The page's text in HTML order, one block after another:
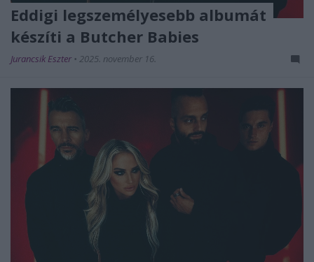
Eddigi legszemélyesebb albumát
készíti a Butcher Babies
Jurancsik Eszter • 2025. november 16.